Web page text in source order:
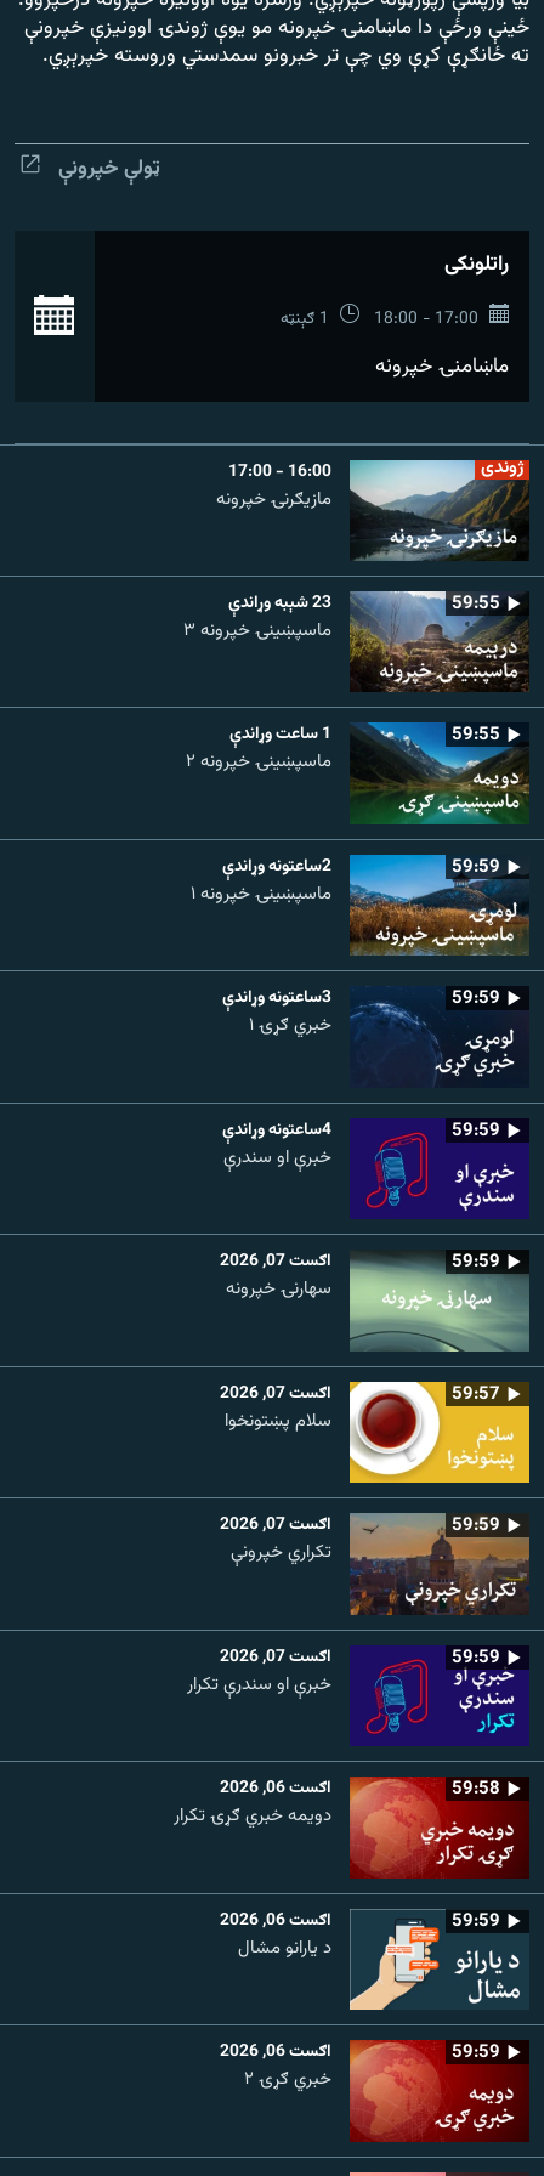
۱۴ ساعته راډیويي خپرونې
موږ وڅارئ
د ازادې اروپا راډیو ټولې ووبپاڼې
ځینې ورځې دا ماښامنۍ خپرونه مو یوې ژوندۍ اوونیزې خپرونې
ته ځانګړې کړې وي چې تر خبرونو سمدستي وروسته خپرېږي.
ټولې خپرونې
راتلونکی
17:00 - 18:00 1 ګېنټه
ماښامنۍ خپرونه
ژوندی 16:00 - 17:00
مازیګرنۍ خپرونه
59:55 23 شېبه وړاندې
ماسپښینۍ خپرونه ۳
59:55 1 ساعت وړاندې
ماسپښينۍ خپرونه ۲
59:59 2ساعتونه وړاندې
ماسپښينۍ خپرونه ۱
59:59 3ساعتونه وړاندې
خبري ګړۍ ۱
59:59 4ساعتونه وړاندې
خبرې او سندرې
59:59 اګست 07, 2026
سهارنۍ خپرونه
59:57 اګست 07, 2026
سلام پښتونخوا
59:59 اګست 07, 2026
تکراري خپرونې
59:59 اګست 07, 2026
خبرې او سندرې تکرار
59:58 اګست 06, 2026
دویمه خبري ګړۍ تکرار
59:59 اګست 06, 2026
د یارانو مشال
59:59 اګست 06, 2026
خبري ګړۍ ۲